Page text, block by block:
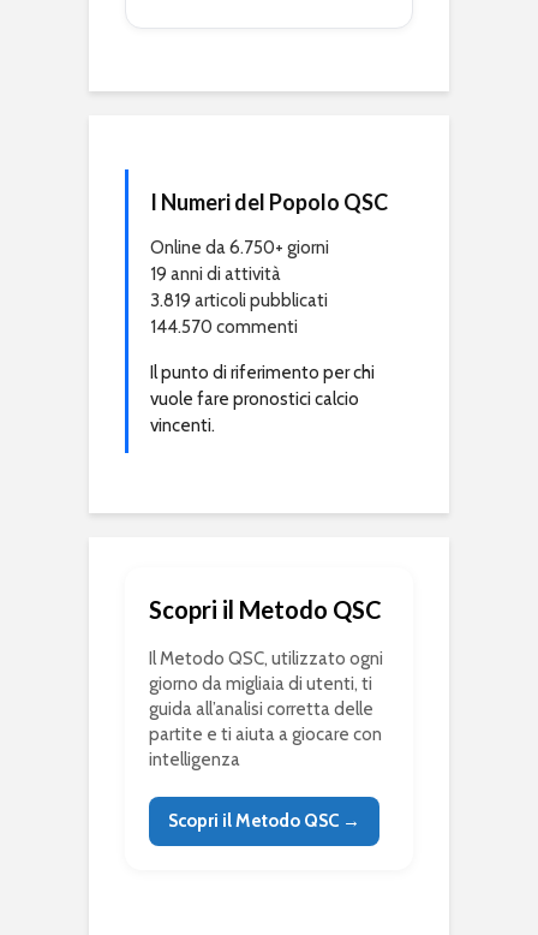
I Numeri del Popolo QSC
Online da 6.750+ giorni
19 anni di attività
3.819 articoli pubblicati
144.570 commenti
Il punto di riferimento per chi
vuole fare pronostici calcio
vincenti.
Scopri il Metodo QSC
Il Metodo QSC, utilizzato ogni
giorno da migliaia di utenti, ti
guida all’analisi corretta delle
partite e ti aiuta a giocare con
intelligenza
Scopri il Metodo QSC →